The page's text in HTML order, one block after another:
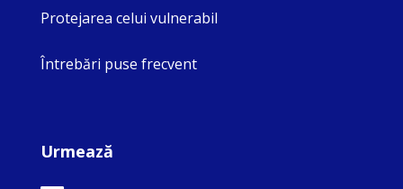
Protejarea celui vulnerabil
Întrebări puse frecvent
Urmează